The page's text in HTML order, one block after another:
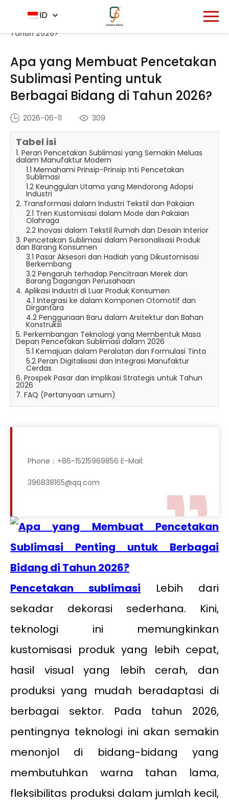
ID
Rumah - Pusat Berita
Apa yang Membuat
Pencetakan Sublimasi Penting untuk Berbagai Bidang di
Tahun 2026?
Apa yang Membuat Pencetakan
Sublimasi Penting untuk
Berbagai Bidang di Tahun 2026?
2026-06-11 309
Tabel isi
1. Peran Pencetakan Sublimasi yang Semakin Meluas
dalam Manufaktur Modern
1.1 Memahami Prinsip-Prinsip Inti Pencetakan
Sublimasi
1.2 Keunggulan Utama yang Mendorong Adopsi
Industri
2. Transformasi dalam Industri Tekstil dan Pakaian
2.1 Tren Kustomisasi dalam Mode dan Pakaian
Olahraga
2.2 Inovasi dalam Tekstil Rumah dan Desain Interior
3. Pencetakan Sublimasi dalam Personalisasi Produk
dan Barang Konsumen
3.1 Pasar Aksesori dan Hadiah yang Dikustomisasi
Berkembang
3.2 Pengaruh terhadap Pencitraan Merek dan
Barang Dagangan Perusahaan
4. Aplikasi Industri di Luar Produk Konsumen
4.1 Integrasi ke dalam Komponen Otomotif dan
Dirgantara
4.2 Penggunaan Baru dalam Arsitektur dan Bahan
Konstruksi
5. Perkembangan Teknologi yang Membentuk Masa
Depan Pencetakan Sublimasi dalam 2026
5.1 Kemajuan dalam Peralatan dan Formulasi Tinta
5.2 Peran Digitalisasi dan Integrasi Manufaktur
Cerdas
6. Prospek Pasar dan Implikasi Strategis untuk Tahun
2026
7. FAQ (Pertanyaan umum)
Phone：+86-15215969856 E-Mail:
396838165@qq.com
Pencetakan sublimasi Lebih dari
sekadar dekorasi sederhana. Kini,
teknologi ini memungkinkan
kustomisasi produk yang lebih cepat,
hasil visual yang lebih cerah, dan
produksi yang mudah beradaptasi di
berbagai sektor. Pada tahun 2026,
pentingnya teknologi ini akan semakin
menonjol di bidang-bidang yang
membutuhkan warna tahan lama,
fleksibilitas produksi dalam jumlah kecil,